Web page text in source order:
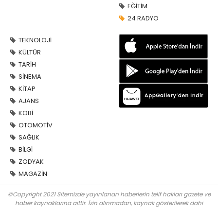
EĞİTİM
24 RADYO
TEKNOLOJİ
KÜLTÜR
TARİH
SİNEMA
KİTAP
AJANS
KOBİ
OTOMOTİV
SAĞLIK
BİLGİ
ZODYAK
MAGAZİN
©Copyright 2021 Sitemizde yayınlanan haberlerin telif hakları gazete ve
haber kaynaklarına aittir. İzin alınmadan, kaynak gösterilerek dahi